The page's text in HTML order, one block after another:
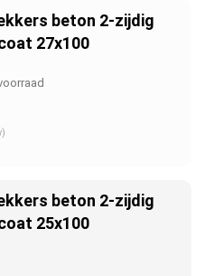
beton 2-zijdig
27x100
beton 2-zijdig
25x100